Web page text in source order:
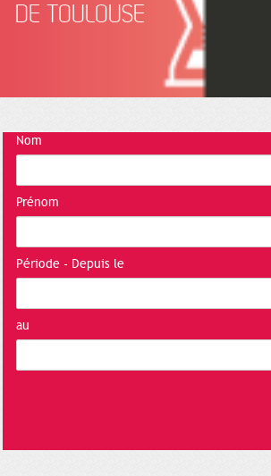
DE TOULOUSE
Nom
Prénom
Période - Depuis le
au